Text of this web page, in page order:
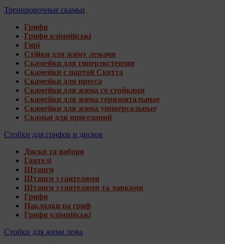
Тренировочные скамьи
Грифи
Грифи олімпійські
Гирі
Стійки для жиму лежачи
Скамейки для гиперэкстензии
Скамейки с партой Скотта
Скамейки для пресса
Скамейки для жима со стойками
Скамейки для жима горизонтальные
Скамейки для жима универсальные
Скамьи для приседаний
Стойки для грифов и дисков
Диски та набори
Гантелі
Штанги
Штанги з гантелями
Штанги з гантелями та лавками
Грифи
Накладки на гриф
Грифи олімпійські
Стойки для жима лежа